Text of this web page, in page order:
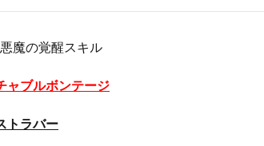
魔の覚醒スキル
ャブルボンテージ
トラバー